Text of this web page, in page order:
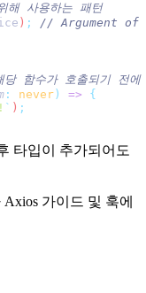
해 사용하는 패턴
) ;
// Argument
함수가 호출되기 전
: never ) => {
` ) ;
타입이 추가되어도
가이드 및 훅에